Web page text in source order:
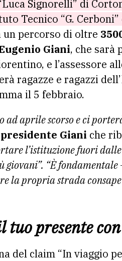
Signorelli” di
Tecnico “G.
un percorso di oltre
Giani, che sarà
e l’assessore
ragazze e ragazzi
il 5 febbraio.
ad aprile scorso e ci
presidente Giani che
l’istituzione fuori
giovani”. “È fondamentale
la propria strada
tuo presente
del claim “In viaggio